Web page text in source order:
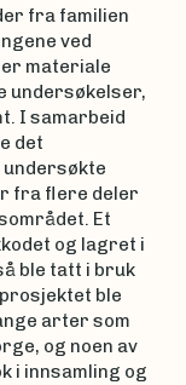
fra familien
ved
materiale
undersøkelser,
I samarbeid
det
fra flere deler
Et
og lagret i
ble tatt i bruk
ble
arter som
og noen av
i innsamling og